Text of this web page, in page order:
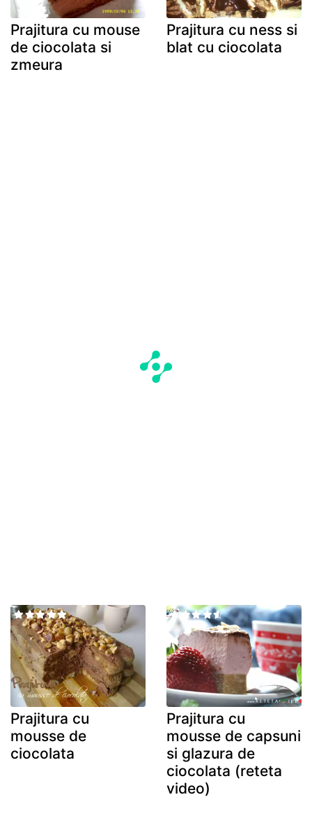
Prajitura cu mouse
de ciocolata si
zmeura
Prajitura cu ness si
blat cu ciocolata
Prajitura cu
mousse de
ciocolata
Prajitura cu
mousse de capsuni
si glazura de
ciocolata (reteta
video)